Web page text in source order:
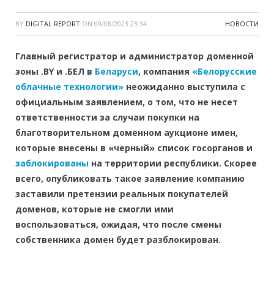
BY DIGITAL REPORT ON 09/08/2023 23:34 НОВОСТИ
Главный регистратор и администратор доменной
зоны .BY и .БЕЛ в Беларуси, компания «Белорусские
облачные технологии» неожиданно выступила с
официальным заявлением, о том, что не несет
ответственности за случаи покупки на
благотворительном доменном аукционе имен,
которые внесены в «черный» список госорганов и
заблокированы на территории республики. Скорее
всего, опубликовать такое заявление компанию
заставили претензии реальных покупателей
доменов, которые не смогли ими
воспользоваться, ожидая, что после смены
собственника домен будет разблокирован.